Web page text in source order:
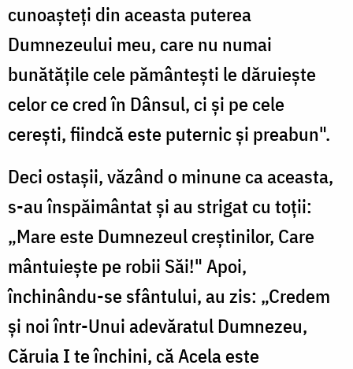
cunoașteți din aceasta puterea
Dumnezeului meu, care nu numai
bunătățile cele pământești le dăruiește
celor ce cred în Dânsul, ci și pe cele
cerești, fiindcă este puternic și preabun".
Deci ostașii, văzând o minune ca aceasta,
s-au înspăimântat și au strigat cu toții:
„Mare este Dumnezeul creștinilor, Care
mântuiește pe robii Săi!" Apoi,
închinându-se sfântului, au zis: „Credem
și noi într-Unui adevăratul Dumnezeu,
Căruia I te închini, că Acela este